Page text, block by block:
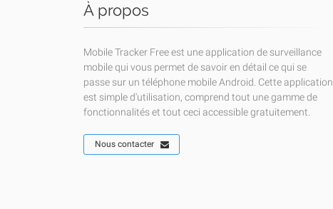
À propos
Mobile Tracker Free est une application de surveillance
mobile qui vous permet de savoir en détail ce qui se
passe sur un téléphone mobile Android. Cette application
est simple d'utilisation, comprend tout une gamme de
fonctionnalités et tout ceci accessible gratuitement.
Nous contacter